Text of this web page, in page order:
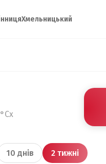
Хмельницький
10 днів 2 тижні